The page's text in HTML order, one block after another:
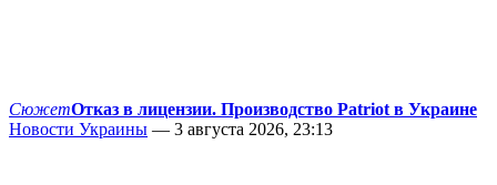
СюжетОтказ в лицензии. Производство Patriot в Украине
Новости Украины — 3 августа 2026, 23:13